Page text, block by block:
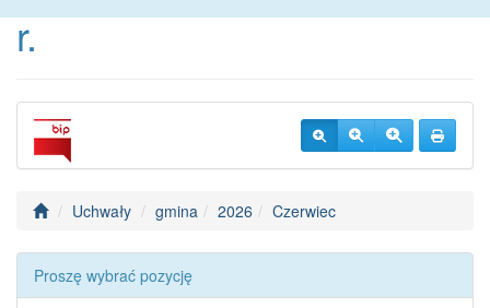
r.
Uchwały gmina 2026 Czerwiec
Proszę wybrać pozycję